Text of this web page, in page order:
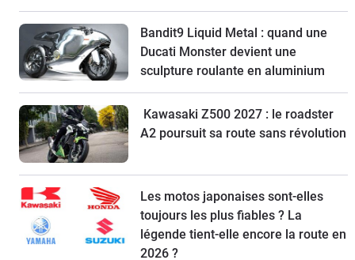
Bandit9 Liquid Metal : quand une
Ducati Monster devient une
sculpture roulante en aluminium
Kawasaki Z500 2027 : le roadster
A2 poursuit sa route sans révolution
Les motos japonaises sont-elles
toujours les plus fiables ? La
légende tient-elle encore la route en
2026 ?